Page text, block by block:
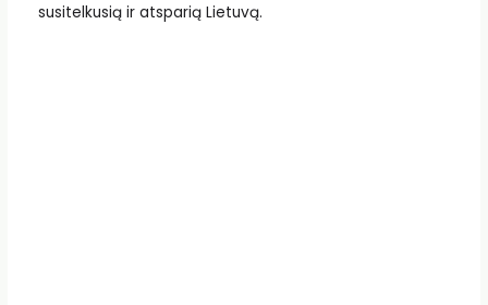
susitelkusią ir atsparią Lietuvą.